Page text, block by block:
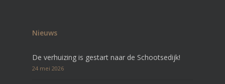
Nieuws
De verhuizing is gestart naar de Schootsedijk!
24 mei 2026